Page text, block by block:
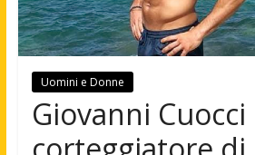
Uomini e Donne
Giovanni Cuocci